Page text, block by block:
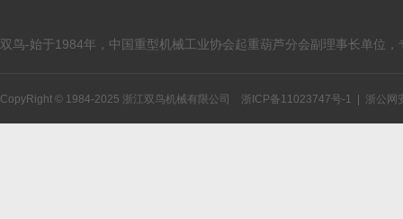
双鸟-始于1984年，中国重型机械工业协会起重葫芦分会副理事长单位
CopyRight © 1984-2025 浙江双鸟机械有限公司 浙ICP备11023747号-1 浙公网